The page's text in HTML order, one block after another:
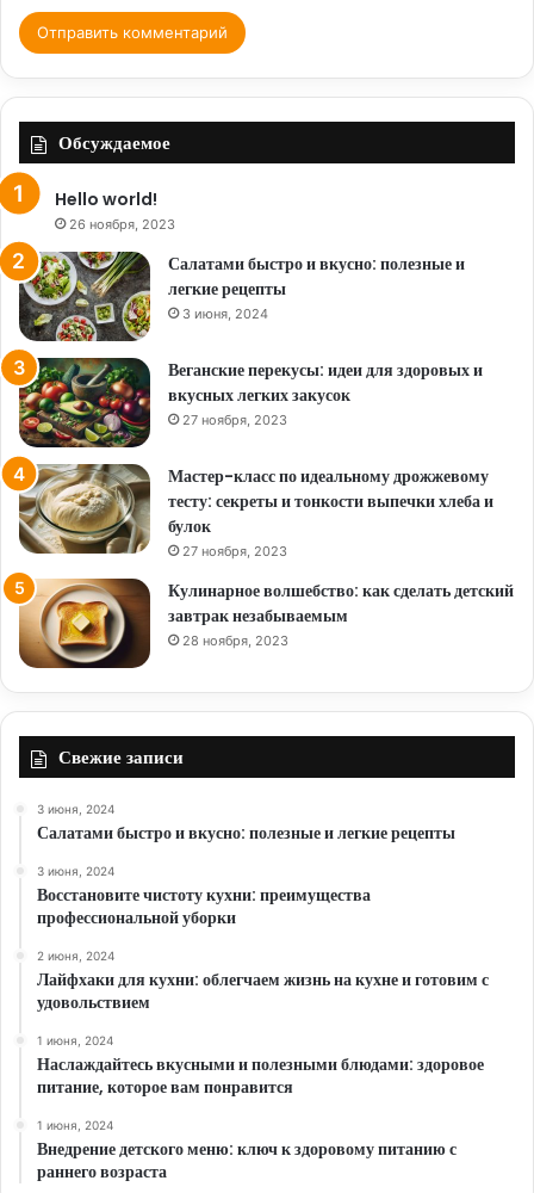
Обсуждаемое
Hello world!
26 ноября, 2023
Салатами быстро и вкусно: полезные и
легкие рецепты
3 июня, 2024
Веганские перекусы: идеи для здоровых и
вкусных легких закусок
27 ноября, 2023
Мастер-класс по идеальному дрожжевому
тесту: секреты и тонкости выпечки хлеба и
булок
27 ноября, 2023
Кулинарное волшебство: как сделать детский
завтрак незабываемым
28 ноября, 2023
Свежие записи
3 июня, 2024
Салатами быстро и вкусно: полезные и легкие рецепты
3 июня, 2024
Восстановите чистоту кухни: преимущества
профессиональной уборки
2 июня, 2024
Лайфхаки для кухни: облегчаем жизнь на кухне и готовим с
удовольствием
1 июня, 2024
Наслаждайтесь вкусными и полезными блюдами: здоровое
питание, которое вам понравится
1 июня, 2024
Внедрение детского меню: ключ к здоровому питанию с
раннего возраста